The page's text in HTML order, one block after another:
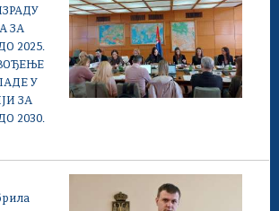
ЗА
2025.
У
ЗА
2030.